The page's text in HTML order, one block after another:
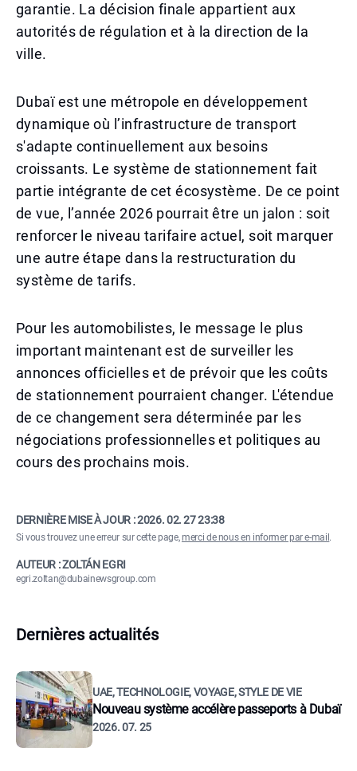
garantie. La décision finale appartient aux
autorités de régulation et à la direction de la
ville.
Dubaï est une métropole en développement
dynamique où l’infrastructure de transport
s'adapte continuellement aux besoins
croissants. Le système de stationnement fait
partie intégrante de cet écosystème. De ce point
de vue, l’année 2026 pourrait être un jalon : soit
renforcer le niveau tarifaire actuel, soit marquer
une autre étape dans la restructuration du
système de tarifs.
Pour les automobilistes, le message le plus
important maintenant est de surveiller les
annonces officielles et de prévoir que les coûts
de stationnement pourraient changer. L'étendue
de ce changement sera déterminée par les
négociations professionnelles et politiques au
cours des prochains mois.
DERNIÈRE MISE À JOUR :2026. 02. 27 23:38
Si vous trouvez une erreur sur cette page,merci de nous en informer par e-mail .
AUTEUR : ZOLTÁN EGRI
egri.zoltan@dubainewsgroup.com
Dernières actualités
UAE, TECHNOLOGIE, VOYAGE, STYLE DE VIE
Nouveau système accélère passeports à Dubaï
2026. 07. 25